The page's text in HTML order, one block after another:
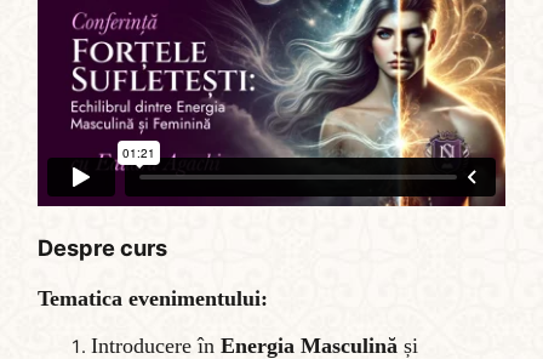
Despre curs
Tematica evenimentului:
Introducere în Energia Masculină și